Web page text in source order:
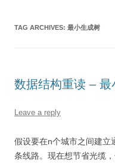
TAG ARCHIVES: 最小生成树
数据结构重读 –
Leave a reply
假设要在n个城市之间建立
条线路。现在想节省光缆，